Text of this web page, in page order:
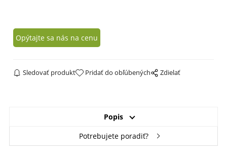
Opýtajte sa nás na cenu
Sledovať produkt Pridať do obľúbených Zdielať
Popis
Potrebujete poradiť?